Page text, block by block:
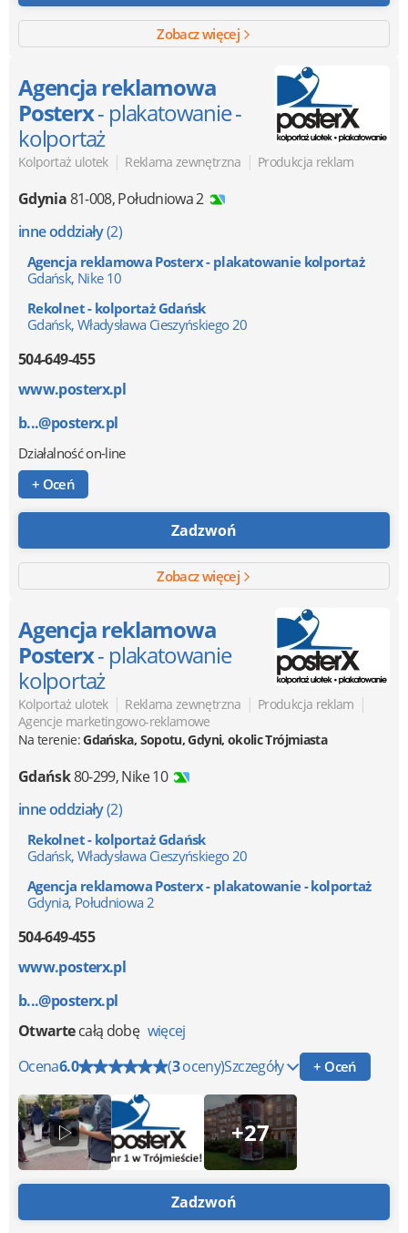
Zobacz więcej
Agencja reklamowa
Posterx- plakatowanie -
kolportaż
Kolportaż ulotek | Reklama zewnętrzna | Produkcja reklam
Gdynia81-008,Południowa 2
inne oddziały(2)
Agencja reklamowa Posterx - plakatowanie kolportaż
Gdańsk, Nike 10
Rekolnet - kolportaż Gdańsk
Gdańsk, Władysława Cieszyńskiego 20
504-649-455
www.posterx.pl
b...@posterx.pl
Działalność on-line
+ Oceń
Zadzwoń
Zobacz więcej
Agencja reklamowa
Posterx- plakatowanie
kolportaż
Kolportaż ulotek | Reklama zewnętrzna | Produkcja reklam |
Agencje marketingowo-reklamowe
Na terenie:Gdańska, Sopotu, Gdyni, okolic Trójmiasta
Gdańsk80-299,Nike 10
inne oddziały(2)
Rekolnet - kolportaż Gdańsk
Gdańsk, Władysława Cieszyńskiego 20
Agencja reklamowa Posterx - plakatowanie - kolportaż
Gdynia, Południowa 2
504-649-455
www.posterx.pl
b...@posterx.pl
Otwartecałą dobę więcej
Ocena6.0 (3oceny)Szczegóły + Oceń
+27
Zadzwoń